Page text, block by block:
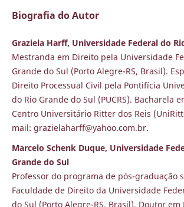
Biografia do Autor
Graziela Harff, Universidade Federal do
Mestranda em Direito pela Universidade
Grande do Sul (Porto Alegre-RS, Brasil).
Direito Processual Civil pela Pontifícia
do Rio Grande do Sul (PUCRS). Bacharela
Centro Universitário Ritter dos Reis
mail: grazielaharff@yahoo.com.br.
Marcelo Schenk Duque, Universidade
Grande do Sul
Professor do programa de pós-graduação
Faculdade de Direito da Universidade
do Sul (Porto Alegre-RS, Brasil). Doutor